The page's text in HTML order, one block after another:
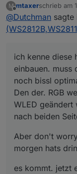
noch
Den
WLED
nach
Aber
morgen
es
M
Offline
mtaxerschrieb am
zuletzt
@Dutchman sagte
ich kenne diese
einbauen. muss
noch bissl
Den der. RGB
WLED geändert
nach beiden
Aber don't
morgen hats
es kommt. jetzt